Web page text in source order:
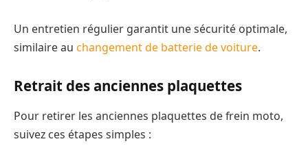
Un entretien régulier garantit une sécurité optimale,
similaire au changement de batterie de voiture.
Retrait des anciennes plaquettes
Pour retirer les anciennes plaquettes de frein moto,
suivez ces étapes simples :